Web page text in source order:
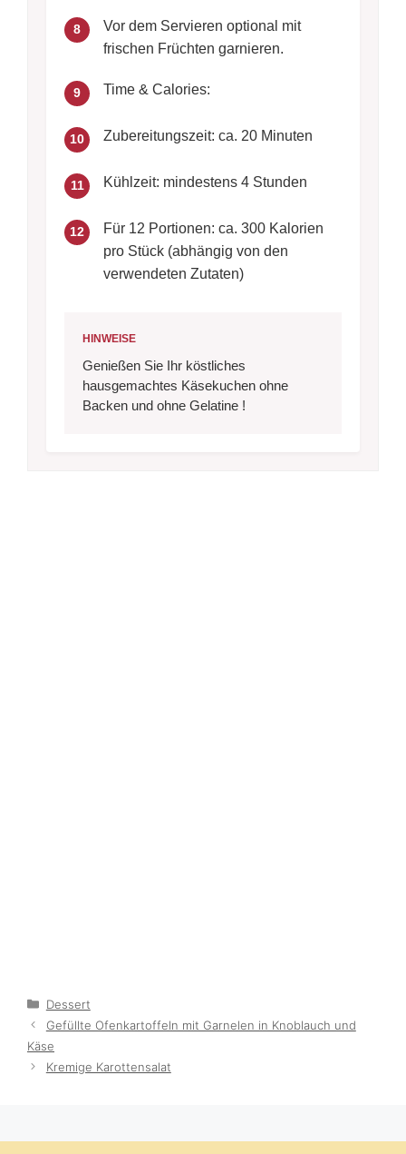
8
Vor dem Servieren optional mit
frischen Früchten garnieren.
9 Time & Calories:
10 Zubereitungszeit: ca. 20 Minuten
11 Kühlzeit: mindestens 4 Stunden
12
Für 12 Portionen: ca. 300 Kalorien
pro Stück (abhängig von den
verwendeten Zutaten)
HINWEISE
Genießen Sie Ihr köstliches
hausgemachtes Käsekuchen ohne
Backen und ohne Gelatine !
Categories
Dessert
Gefüllte Ofenkartoffeln mit Garnelen in Knoblauch und
Käse
Kremige Karottensalat